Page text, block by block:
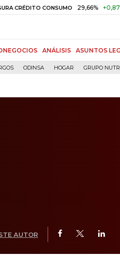
CONSUMO 29,66% +0,87%
ANÁLISIS ASUNTOS
ODINSA HOGAR GRUPO
AUTOR